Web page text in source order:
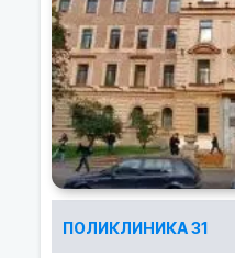
ПОЛИКЛИНИКА 31